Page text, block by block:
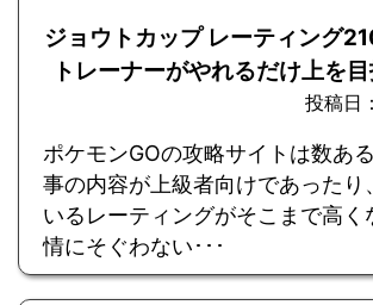
ジョウトカップ レーティング
トレーナーがやれるだけ上を
投稿日
ポケモンGOの攻略サイトは数あ
事の内容が上級者向けであったり
いるレーティングがそこまで高く
情にそぐわない･･･